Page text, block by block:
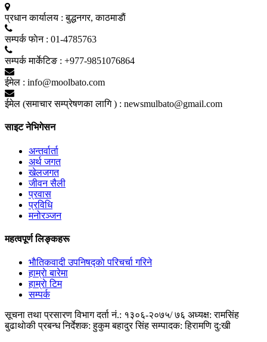
प्रधान कार्यालय : बुद्धनगर, काठमाडाैं
सम्पर्क फाेन : 01-4785763
सम्पर्क मार्केटिङ : +977-9851076864
ईमेल : info@moolbato.com
ईमेल (समाचार सम्प्रेषणका लागि ) : newsmulbato@gmail.com
साइट नेभिगेसन
अन्तर्वार्ता
अर्थ जगत
खेलजगत
जीवन सैली
प्रवास
प्रविधि
मनोरञ्जन
महत्वपूर्ण लिङ्कहरू
भाैतिकवादी उपनिषद्काे परिचर्चा गरिने
हाम्राे बारेमा
हाम्राे टिम
सम्पर्क
सूचना तथा प्रसारण विभाग दर्ता नं.: १३०६-२०७५/ ७६ अध्यक्ष: रामसिंह
बुढाथाेकी प्रबन्ध निर्देशक: हुकुम बहादुर सिंह सम्पादक: हिरामणि दु:खी